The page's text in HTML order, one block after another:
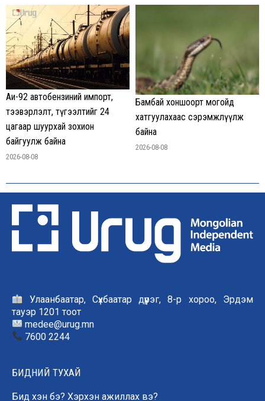
Аи-92 автобензиний импорт,
тээвэрлэлт, түгээлтийг 24
цагаар шуурхай зохион
байгуулж байна
2026-08-08
Бамбай хоншоорт могойд
хатгуулахаас сэрэмжлүүлж
байна
2026-08-08
Улаанбаатар, Сүхбаатар дүүрэг, 8-р хороо, Эрдэм
тауэр 1201 тоот
medee@urug.mn
7600 2244
БИДНИЙ ТУХАЙ
Бид хэн бэ? Хэрхэн ажиллах вэ?